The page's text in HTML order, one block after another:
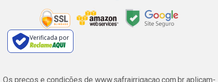
Verificada por
Os preços e condições de www.safrairrigacao.com.br aplicam-